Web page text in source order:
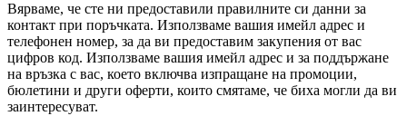
Вярваме, че сте ни предоставили правилните си данни за
контакт при поръчката. Използваме вашия имейл адрес и
телефонен номер, за да ви предоставим закупения от вас
цифров код. Използваме вашия имейл адрес и за поддържане
на връзка с вас, което включва изпращане на промоции,
бюлетини и други оферти, които смятаме, че биха могли да ви
заинтересуват.